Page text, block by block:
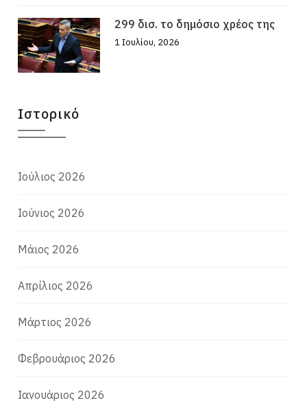
299 δισ. το δημόσιο χρέος της
1 Ιουλίου, 2026
Ιστορικό
Ιούλιος 2026
Ιούνιος 2026
Μάιος 2026
Απρίλιος 2026
Μάρτιος 2026
Φεβρουάριος 2026
Ιανουάριος 2026